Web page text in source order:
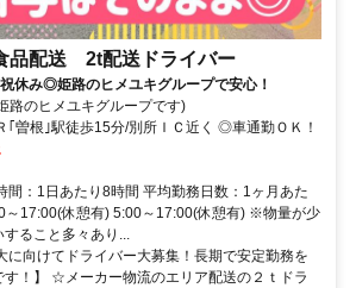
品配送 2t配送ドライバー
休み◎姫路のヒメユキグループで安心！
路のヒメユキグループです)
｢曽根｣駅徒歩15分/別所ＩＣ近く ◎車通勤ＯＫ！
間：1日あたり8時間 平均勤務日数：1ヶ月あた
～17:00(休憩有) 5:00～17:00(休憩有) ※物量が少
ること多々あり...
に向けてドライバー大募集！長期で安定勤務を
す！】 ☆メーカー物流のエリア配送の２ｔドラ